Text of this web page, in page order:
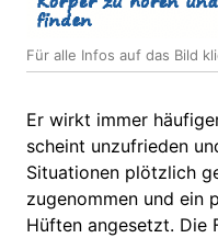
Für alle Infos auf das Bild
Er wirkt immer
scheint unzufrieden
Situationen plötzlich
zugenommen und ein
Hüften angesetzt. Die